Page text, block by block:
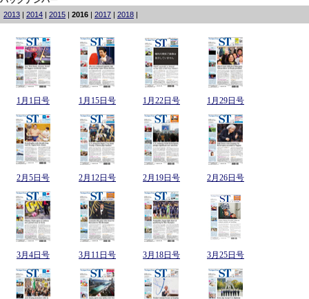
2013 | 2014 | 2015 | 2016 | 2017 | 2018 |
1月1日号 1月15日号 1月22日号 1月29日号
2月5日号 2月12日号 2月19日号 2月26日号
3月4日号 3月11日号 3月18日号 3月25日号